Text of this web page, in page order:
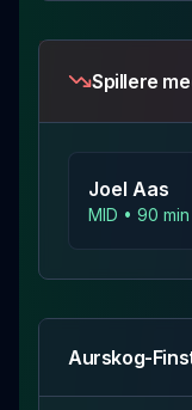
Spillere
Joel Aas
MID • 90 min
Aurskog-